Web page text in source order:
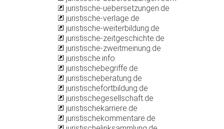
juristische-uebersetzungen.de
juristische-verlage.de
juristische-weiterbildung.de
juristische-zeitgeschichte.de
juristische-zweitmeinung.de
juristische.info
juristischebegriffe.de
juristischeberatung.de
juristischefortbildung.de
juristischegesellschaft.de
juristischekarriere.de
juristischekommentare.de